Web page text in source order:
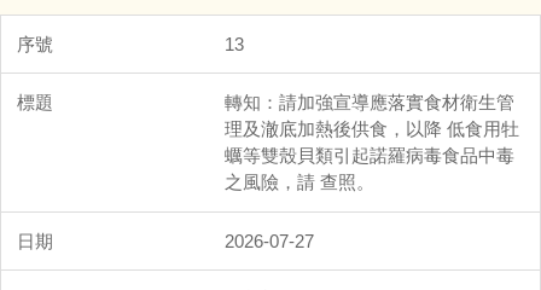
13
轉知：請加強宣導應落實食材衛生管
理及澈底加熱後供食，以降 低食用牡
蠣等雙殼貝類引起諾羅病毒食品中毒
之風險，請 查照。
2026-07-27